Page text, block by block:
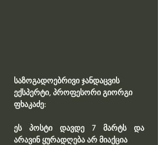
საზოგადოებრივი ჯანდაცვის
ექსპერტი, პროფესორი გიორგი
ფხაკაძე:
ეს პოსტი დავდე 7 მარტს და
არავინ ყურადღება არ მიაქცია